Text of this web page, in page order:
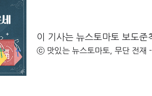
이 기사는 뉴스토마토 보도준
ⓒ 맛있는 뉴스토마토, 무단 전재 -